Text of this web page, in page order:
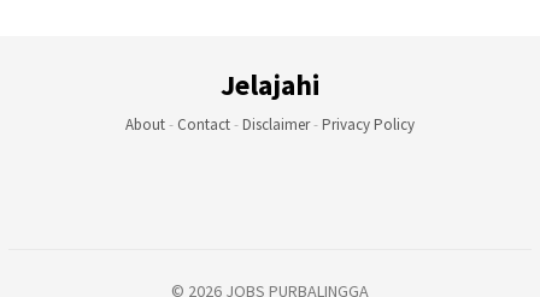
Jelajahi
About- Contact- Disclaimer- Privacy Policy
© 2026 JOBS PURBALINGGA